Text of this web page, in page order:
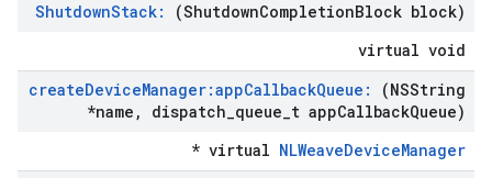
ShutdownStack: (ShutdownCompletionBlock block)
virtual void
createDeviceManager:appCallbackQueue:
(NSString
*name , dispatch queue t appCallbackQueue)
virtual NLWeaveDeviceManager
*